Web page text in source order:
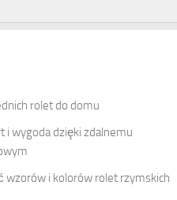
rolet do domu
i wygoda dzięki zdalnemu
wzorów i kolorów rolet rzymskich